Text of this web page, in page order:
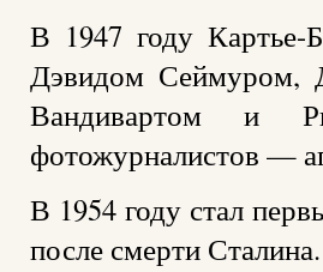
В 1947 году Картье-
Дэвидом Сеймуром,
Вандивартом и
фотожурналистов —
В 1954 году стал
после смерти Сталина.